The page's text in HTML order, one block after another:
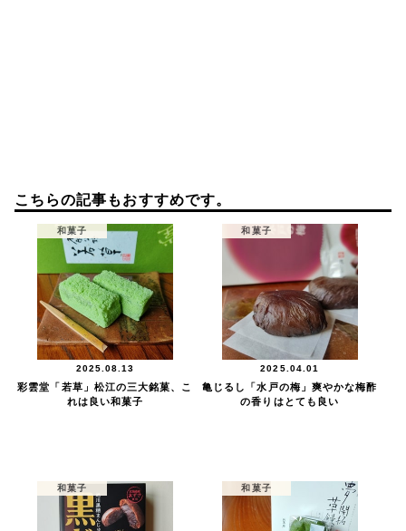
こちらの記事もおすすめです。
和菓子
2025.08.13
彩雲堂「若草」松江の三大銘菓、こ
れは良い和菓子
和菓子
2025.04.01
亀じるし「水戸の梅」爽やかな梅酢
の香りはとても良い
和菓子 和菓子